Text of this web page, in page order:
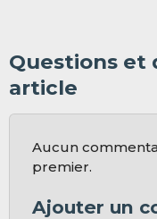
Questions et
article
Aucun
premier.
Ajouter un